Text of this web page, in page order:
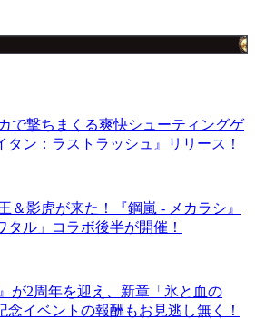
で撃ちまくる爽快シューティングゲ
タン：ラストラッシュ』リリース！
＆影虎が来た！『鋼嵐 - メカラシ』
タル」コラボ後半が開催！
が2周年を迎え、新章「氷と血の
念イベントの報酬もお見逃し無く！